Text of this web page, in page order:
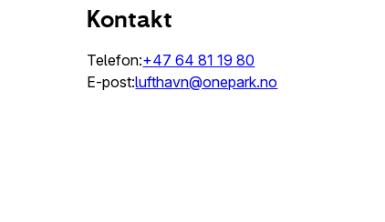
Kontakt
Telefon:+47 64 81 19 80
E-post:lufthavn@onepark.no